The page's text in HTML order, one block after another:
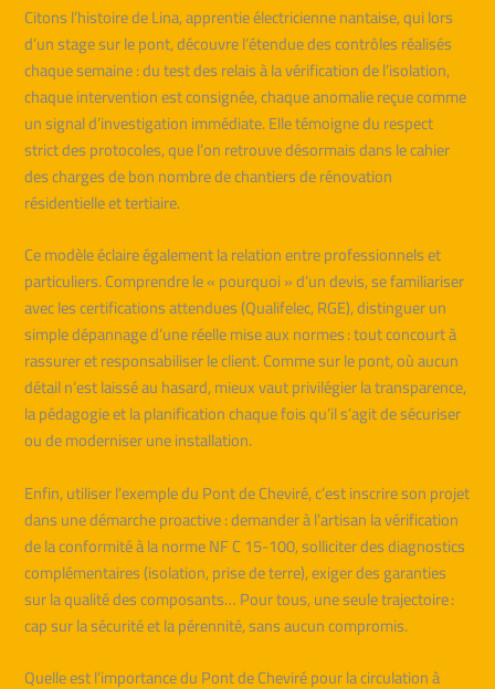
Citons l’histoire de Lina, apprentie électricienne nantaise, qui lors
d’un stage sur le pont, découvre l’étendue des contrôles réalisés
chaque semaine : du test des relais à la vérification de l’isolation,
chaque intervention est consignée, chaque anomalie reçue comme
un signal d’investigation immédiate. Elle témoigne du respect
strict des protocoles, que l’on retrouve désormais dans le cahier
des charges de bon nombre de chantiers de rénovation
résidentielle et tertiaire.
Ce modèle éclaire également la relation entre professionnels et
particuliers. Comprendre le « pourquoi » d’un devis, se familiariser
avec les certifications attendues (Qualifelec, RGE), distinguer un
simple dépannage d’une réelle mise aux normes : tout concourt à
rassurer et responsabiliser le client. Comme sur le pont, où aucun
détail n’est laissé au hasard, mieux vaut privilégier la transparence,
la pédagogie et la planification chaque fois qu’il s’agit de sécuriser
ou de moderniser une installation.
Enfin, utiliser l’exemple du Pont de Cheviré, c’est inscrire son projet
dans une démarche proactive : demander à l’artisan la vérification
de la conformité à la norme NF C 15-100, solliciter des diagnostics
complémentaires (isolation, prise de terre), exiger des garanties
sur la qualité des composants… Pour tous, une seule trajectoire :
cap sur la sécurité et la pérennité, sans aucun compromis.
Quelle est l’importance du Pont de Cheviré pour la circulation à